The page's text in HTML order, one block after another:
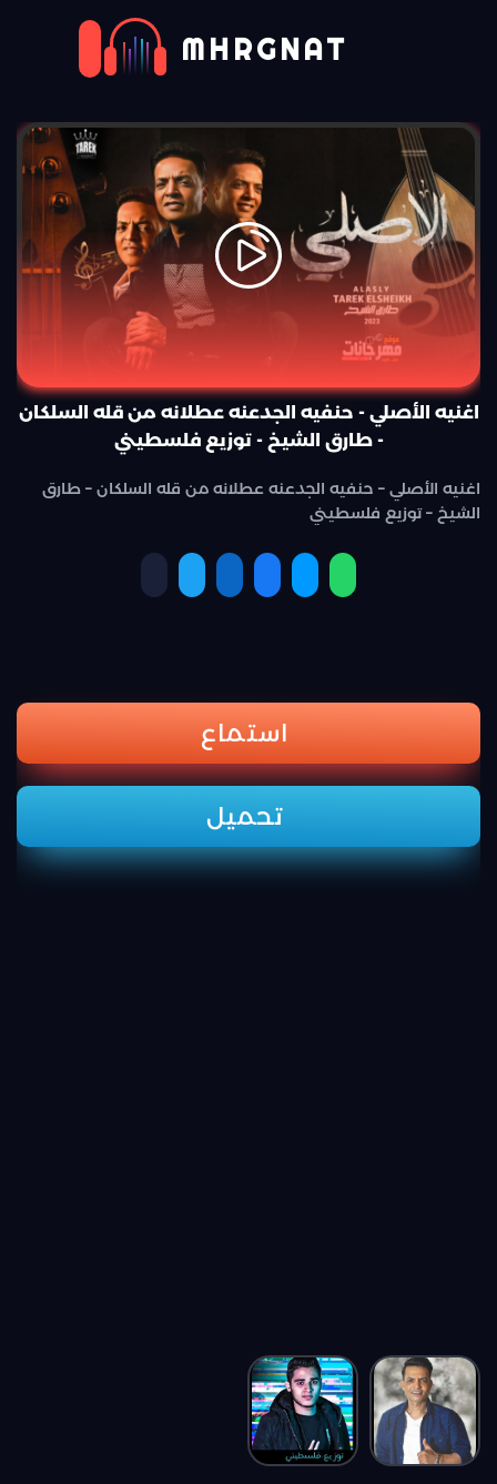
MHRGNAT
اغنيه الأصلي - حنفيه الجدعنه عطلانه من قله السلكان
- طارق الشيخ - توزيع فلسطيني
اغنيه الأصلي – حنفيه الجدعنه عطلانه من قله السلكان – طارق
الشيخ – توزيع فلسطيني
استماع
تحميل